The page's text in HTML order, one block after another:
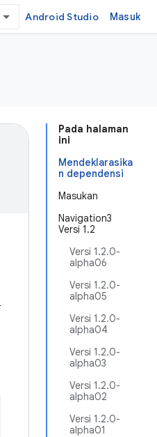
Android Studio Masuk
Pada halaman
ini
Mendeklarasika
n dependensi
Masukan
Navigation3
Versi 1.2
Versi 1.2.0-
alpha06
Versi 1.2.0-
alpha05
Versi 1.2.0-
alpha04
Versi 1.2.0-
alpha03
Versi 1.2.0-
alpha02
Versi 1.2.0-
alpha01